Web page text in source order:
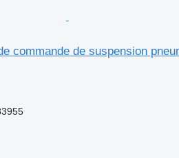
commande de suspension